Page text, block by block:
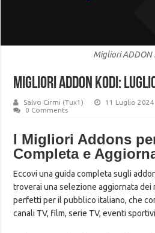
Migliori ADDON
MIGLIORI ADDON KODI:
Salvo Cirmi (Tux1) 11 Luglio 2024
0 Comments
I Migliori Addons
Completa e
Eccovi una guida completa sugli
troverai una selezione aggiornata dei
perfetti per il pubblico italiano, che
canali TV, film, serie TV, eventi